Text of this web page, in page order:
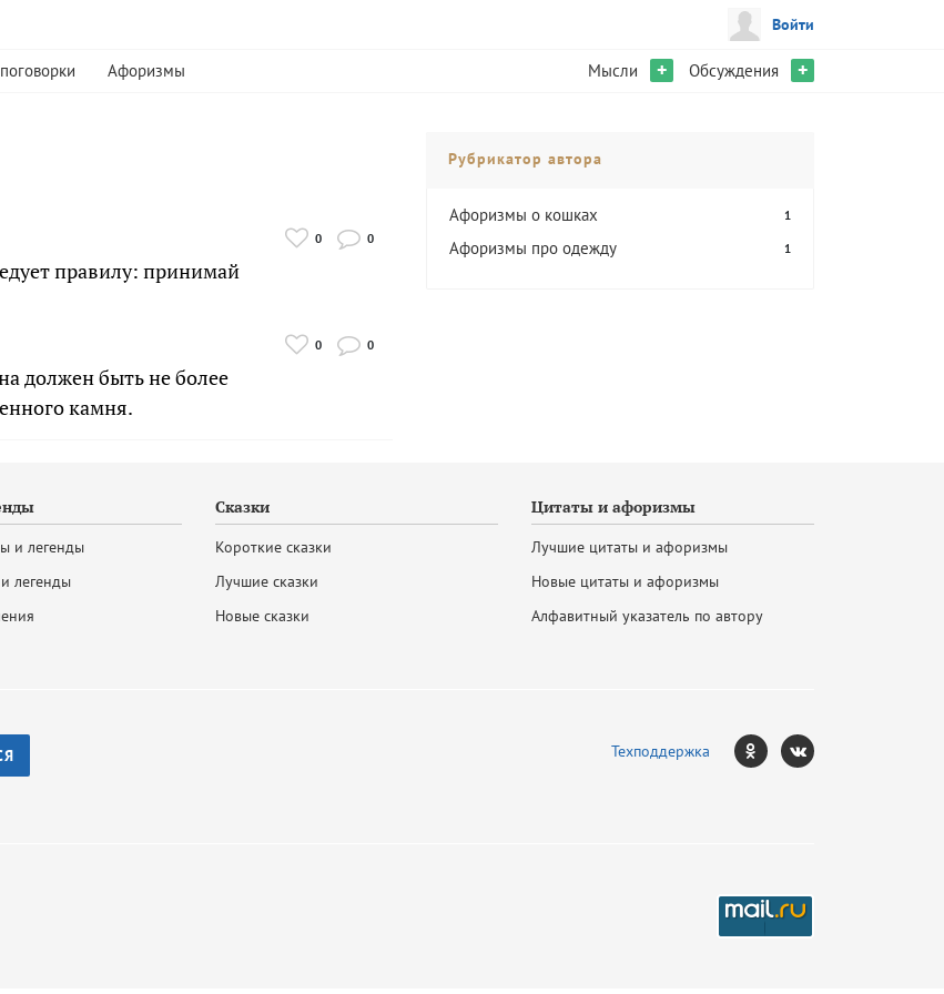
Войти
Афоризмы Мысли + Обсуждения +
правилу: принимай
0 0
должен быть не более
камня.
0 0
Рубрикатор автора
Афоризмы о кошках 1
Афоризмы про одежду 1
и легенды
легенды
Сказки
Короткие сказки
Лучшие сказки
Новые сказки
Цитаты и афоризмы
Лучшие цитаты и афоризмы
Новые цитаты и афоризмы
Алфавитный указатель по автору
Техподдержка